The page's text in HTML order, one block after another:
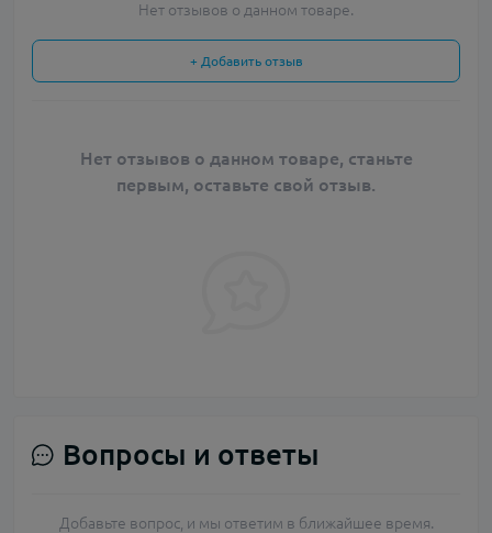
Нет отзывов о данном товаре.
+ Добавить отзыв
Нет отзывов о данном товаре, станьте
первым, оставьте свой отзыв.
Вопросы и ответы
Добавьте вопрос, и мы ответим в ближайшее время.